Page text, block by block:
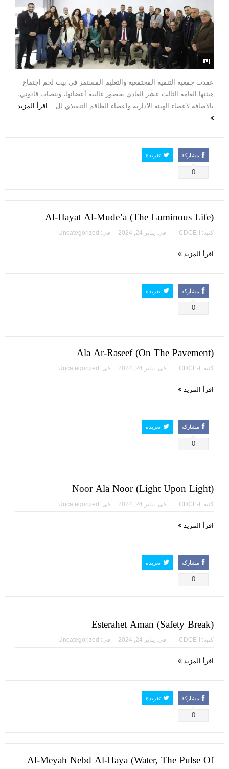
عقدت جمعية التنمية المجتمعية والتعليم المستمر في بيت لحم اجتماع
هيئتها العامة الثالث عشر العادي بحضور غالبية أعضائها، وبنصاب قانوني،
بالاضافة لاعضاء الهيئة الادارية واعضاء الطاقم التنفيذي لل... اقرأ المزيد
مشاركة
0
تغريدة
Al-Hayat Al-Mude’a (The Luminous Life)
كتبه: CDCE-I فى: يناير 24, 2024 فى: Uncategorized
اقرأ المزيد
مشاركة
0
تغريدة
Ala Ar-Raseef (On The Pavement)
كتبه: CDCE-I فى: يناير 24, 2024 فى: Uncategorized
اقرأ المزيد
مشاركة
0
تغريدة
Noor Ala Noor (Light Upon Light)
كتبه: CDCE-I فى: يناير 24, 2024 فى: Uncategorized
اقرأ المزيد
مشاركة
0
تغريدة
Esterahet Aman (Safety Break)
كتبه: CDCE-I فى: يناير 24, 2024 فى: Uncategorized
اقرأ المزيد
مشاركة
0
تغريدة
Al-Meyah Nebd Al-Haya (Water, The Pulse Of